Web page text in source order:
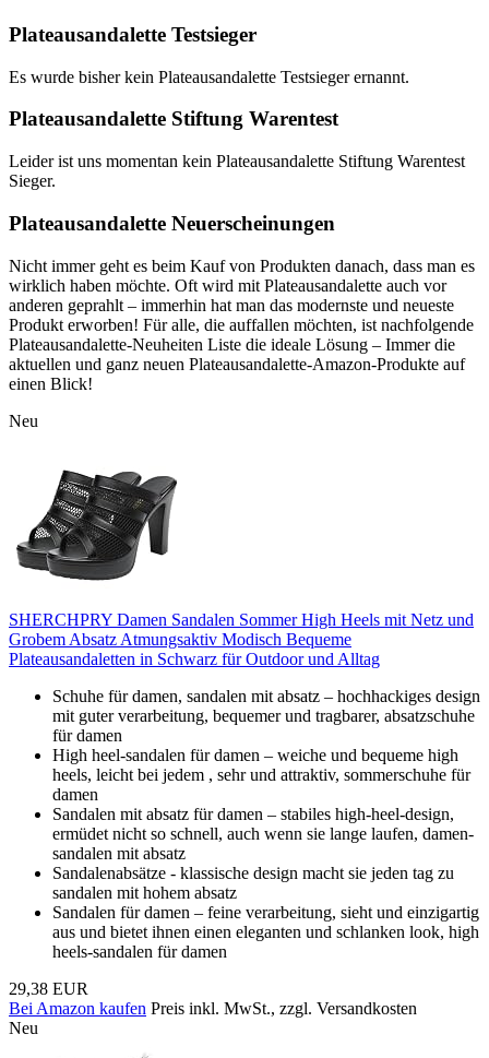
Plateausandalette Testsieger
Es wurde bisher kein Plateausandalette Testsieger ernannt.
Plateausandalette Stiftung Warentest
Leider ist uns momentan kein Plateausandalette Stiftung Warentest
Sieger.
Plateausandalette Neuerscheinungen
Nicht immer geht es beim Kauf von Produkten danach, dass man es
wirklich haben möchte. Oft wird mit Plateausandalette auch vor
anderen geprahlt – immerhin hat man das modernste und neueste
Produkt erworben! Für alle, die auffallen möchten, ist nachfolgende
Plateausandalette-Neuheiten Liste die ideale Lösung – Immer die
aktuellen und ganz neuen Plateausandalette-Amazon-Produkte auf
einen Blick!
Neu
SHERCHPRY Damen Sandalen Sommer High Heels mit Netz und
Grobem Absatz Atmungsaktiv Modisch Bequeme
Plateausandaletten in Schwarz für Outdoor und Alltag
Schuhe für damen, sandalen mit absatz – hochhackiges design
mit guter verarbeitung, bequemer und tragbarer, absatzschuhe
für damen
High heel-sandalen für damen – weiche und bequeme high
heels, leicht bei jedem , sehr und attraktiv, sommerschuhe für
damen
Sandalen mit absatz für damen – stabiles high-heel-design,
ermüdet nicht so schnell, auch wenn sie lange laufen, damen-
sandalen mit absatz
Sandalenabsätze - klassische design macht sie jeden tag zu
sandalen mit hohem absatz
Sandalen für damen – feine verarbeitung, sieht und einzigartig
aus und bietet ihnen einen eleganten und schlanken look, high
heels-sandalen für damen
29,38 EUR
Bei Amazon kaufen Preis inkl. MwSt., zzgl. Versandkosten
Neu